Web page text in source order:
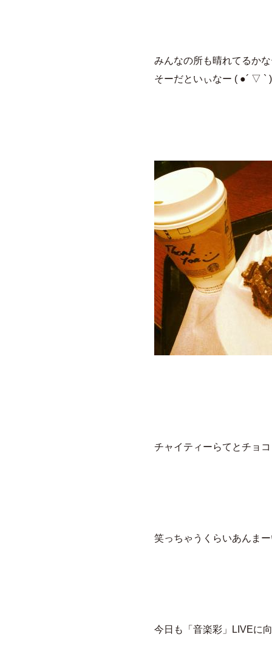
みんなの所も晴れてるか
そーだといぃなー ( ●´ ▽ ` )
チャイティーらてとチョ
笑っちゃうくらいあんま
今日も「音楽彩」LIVEに